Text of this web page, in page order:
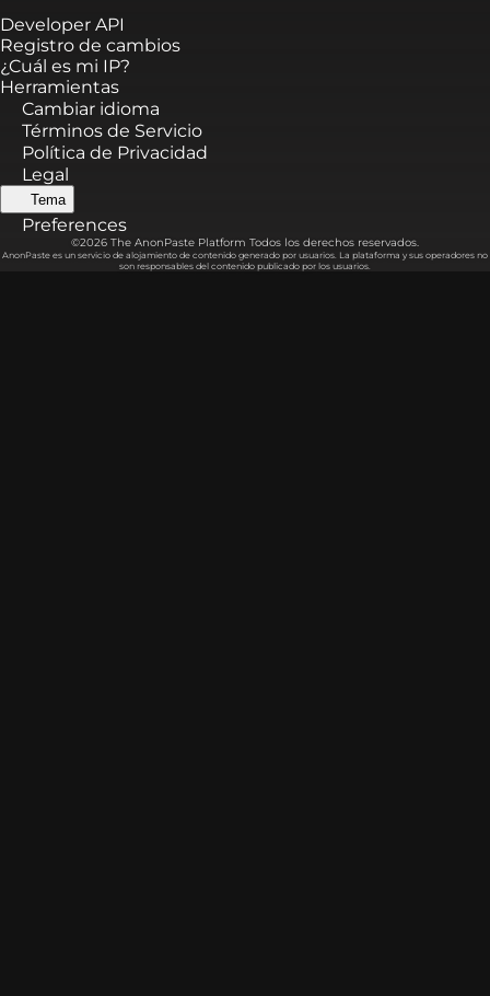
Developer API
Registro de cambios
¿Cuál es mi IP?
Herramientas
Cambiar idioma
Términos de Servicio
Política de Privacidad
Legal
Tema
Preferences
©2026 The AnonPaste Platform Todos los derechos reservados.
AnonPaste es un servicio de alojamiento de contenido generado por usuarios. La plataforma y sus operadores no
son responsables del contenido publicado por los usuarios.